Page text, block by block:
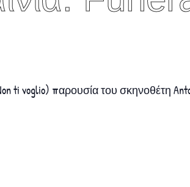
ti voglio) παρουσία του σκηνοθέτη